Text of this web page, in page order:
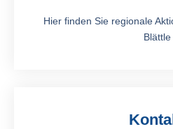
Hier finden Sie regionale
Blättle